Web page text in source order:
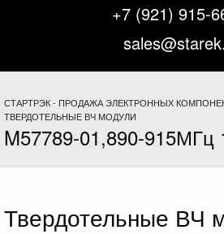
+7 (921) 915-
СТАРТРЭК - ПРОДАЖА ЭЛЕКТРОННЫХ
ТВЕРДОТЕЛЬНЫЕ ВЧ МОДУЛИ
M57789-01,890-915МГц
Твердотельные ВЧ